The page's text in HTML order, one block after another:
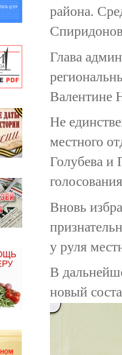
района.
Глава
Валентине
Не
местного
Голубева и
Вновь
у руля
В
новый